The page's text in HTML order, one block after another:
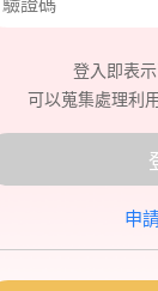
登入即表
可以蒐集處理利
申